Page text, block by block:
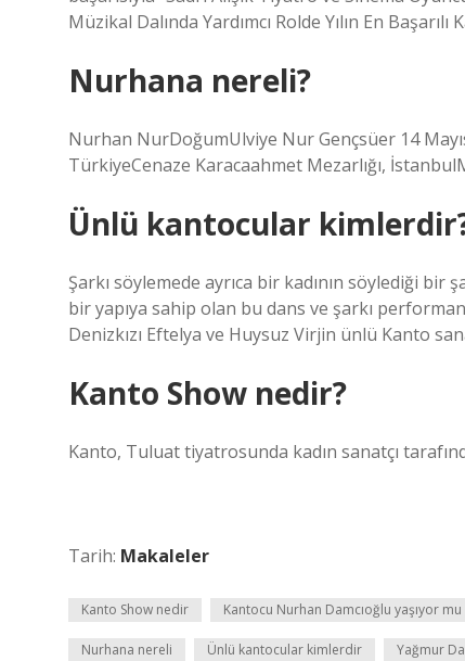
Müzikal Dalında Yardımcı Rolde Yılın En
Nurhana nereli?
Nurhan NurDoğumUlviye Nur Gençsüer 14
TürkiyeCenaze Karacaahmet Mezarlığı,
Ünlü kantocular
Şarkı söylemede ayrıca bir kadının söylediği bir
bir yapıya sahip olan bu dans ve şarkı
Denizkızı Eftelya ve Huysuz Virjin ünlü Kanto
Kanto Show nedir?
Kanto, Tuluat tiyatrosunda kadın sanatçı
Tarih: Makaleler
Kanto Show nedir Kantocu Nurhan Damcıoğlu yaşıyor mu
Nurhana nereli Ünlü kantocular kimlerdir Yağmur